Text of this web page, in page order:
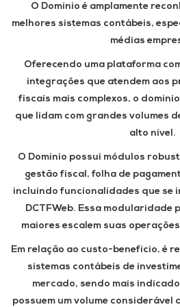
O Domínio é amplamente
melhores sistemas contábeis,
médias
Oferecendo uma plataforma
integrações que atendem aos
fiscais mais complexos, o
que lidam com grandes volumes
alto nível.
O Domínio possui módulos
gestão fiscal, folha de
incluindo funcionalidades que se
DCTFWeb. Essa modularidade
maiores escalem suas
Em relação ao custo-benefício, é
sistemas contábeis de
mercado, sendo mais
possuem um volume considerável